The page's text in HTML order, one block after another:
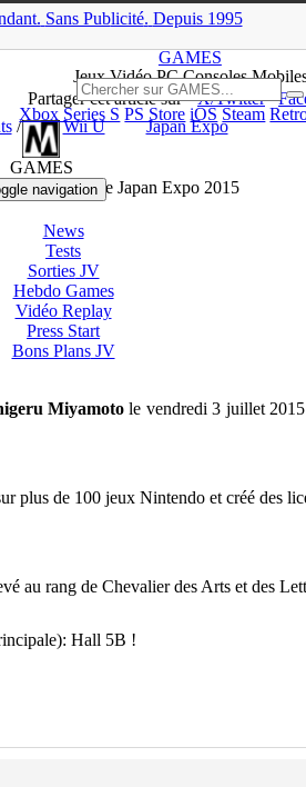
Sans Publicité. Depuis 1995
GAMES
JeuxVidéoPC Consoles
Xbox Series S PS Store iOS Steam
GAMES
navigation
News
Tests
SortiesJV
Hebdo Games
Vidéo Replay
Press Start
Bons PlansJV
▲
Partager cet article sur X/Twitter
/Wii/Wii U Japan Expo
de Japan Expo 2015
Miyamoto le vendredi 3 juillet
plus de 100 jeux Nintendo et créé des
au rang de Chevalier des Arts et des
Hall 5B !